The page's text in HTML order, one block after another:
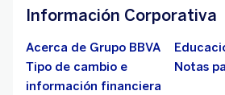
Información Corporativa
Acerca de Grupo BBVA
Tipo de cambio e
información financiera
Notas